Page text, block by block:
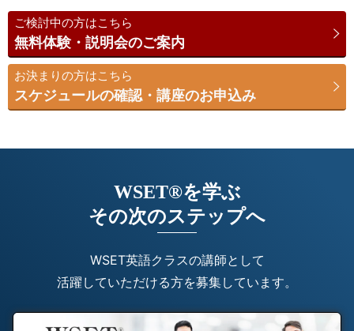
ご検討中の方はこちら
無料体験・説明会のご案内
お決まりの方はこちら
スケジュールの確認・講座のお申込み
WSET®を学ぶ
その次のステップへ
WSET英語クラスの講師として
活躍していただける方を募集しています。